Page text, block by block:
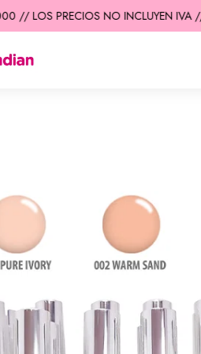
LOS PRECIOS NO INCLUYEN IVA //